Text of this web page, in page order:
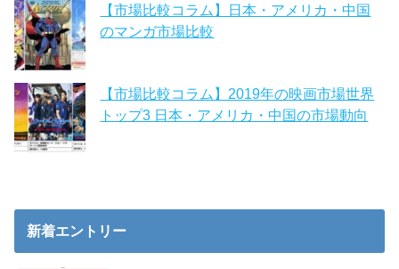
【市場比較コラム】日本・アメリカ・中国
のマンガ市場比較
【市場比較コラム】2019年の映画市場世界
トップ3 日本・アメリカ・中国の市場動向
新着エントリー